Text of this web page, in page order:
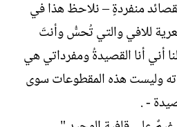
منفردةٍ – نلاحظ هذا في
للافي والتي تُحسُّ وأنتَ
أني أنا القصيدةُ ومفرداتي هي
وليست هذه المقطوعات سوى
- .